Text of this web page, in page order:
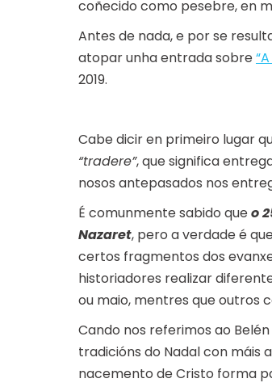
coñecido como pesebre, en
Antes de nada, e por se
atopar unha entrada sobre
2019.
Cabe dicir en primeiro lugar
“tradere”, que significa
nosos antepasados nos
É comunmente sabido queo
Nazaret, pero a verdade é
certos fragmentos dos
historiadores realizar
ou maio, mentres que outros
Cando nos referimos ao
tradicións do Nadal con máis
nacemento de Cristo forma